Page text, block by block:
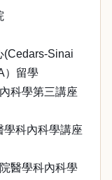
(Cedars-Sinai
）留學
科學第三講座
學科內科學講座
醫學科內科學